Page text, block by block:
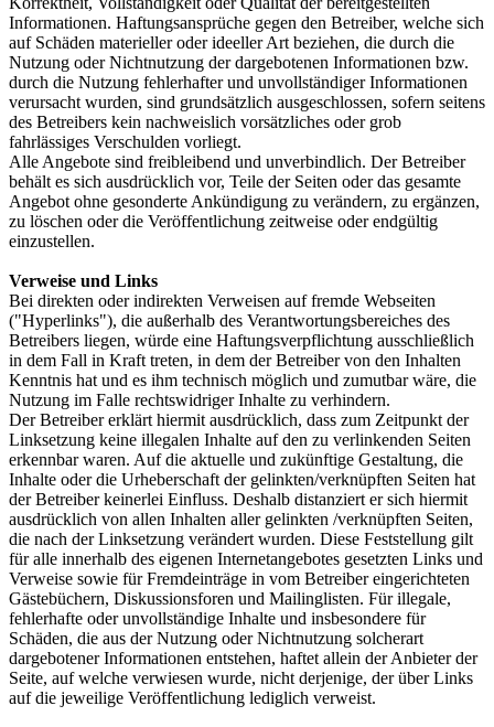
Informationen. Haftungsansprüche gegen den Betreiber, welche sich
auf Schäden materieller oder ideeller Art beziehen, die durch die
Nutzung oder Nichtnutzung der dargebotenen Informationen bzw.
durch die Nutzung fehlerhafter und unvollständiger Informationen
verursacht wurden, sind grundsätzlich ausgeschlossen, sofern seitens
des Betreibers kein nachweislich vorsätzliches oder grob
fahrlässiges Verschulden vorliegt.
Alle Angebote sind freibleibend und unverbindlich. Der Betreiber
behält es sich ausdrücklich vor, Teile der Seiten oder das gesamte
Angebot ohne gesonderte Ankündigung zu verändern, zu ergänzen,
zu löschen oder die Veröffentlichung zeitweise oder endgültig
einzustellen.
Verweise und Links
Bei direkten oder indirekten Verweisen auf fremde Webseiten
("Hyperlinks"), die außerhalb des Verantwortungsbereiches des
Betreibers liegen, würde eine Haftungsverpflichtung ausschließlich
in dem Fall in Kraft treten, in dem der Betreiber von den Inhalten
Kenntnis hat und es ihm technisch möglich und zumutbar wäre, die
Nutzung im Falle rechtswidriger Inhalte zu verhindern.
Der Betreiber erklärt hiermit ausdrücklich, dass zum Zeitpunkt der
Linksetzung keine illegalen Inhalte auf den zu verlinkenden Seiten
erkennbar waren. Auf die aktuelle und zukünftige Gestaltung, die
Inhalte oder die Urheberschaft der gelinkten/verknüpften Seiten hat
der Betreiber keinerlei Einfluss. Deshalb distanziert er sich hiermit
ausdrücklich von allen Inhalten aller gelinkten /verknüpften Seiten,
die nach der Linksetzung verändert wurden. Diese Feststellung gilt
für alle innerhalb des eigenen Internetangebotes gesetzten Links und
Verweise sowie für Fremdeinträge in vom Betreiber eingerichteten
Gästebüchern, Diskussionsforen und Mailinglisten. Für illegale,
fehlerhafte oder unvollständige Inhalte und insbesondere für
Schäden, die aus der Nutzung oder Nichtnutzung solcherart
dargebotener Informationen entstehen, haftet allein der Anbieter der
Seite, auf welche verwiesen wurde, nicht derjenige, der über Links
auf die jeweilige Veröffentlichung lediglich verweist.